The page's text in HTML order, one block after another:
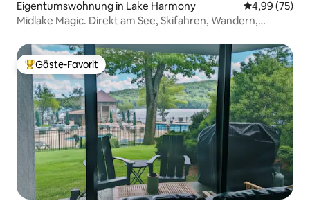
Eigentumswohnung in Lake Harmony
4,99 (75)
Midlake Magic. Direkt am See, Skifahren, Wandern,
Beliebter Gäste-Favorit.
Gäste-Favorit